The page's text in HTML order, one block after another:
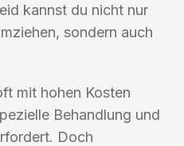
kannst du nicht nur
sondern auch
mit hohen Kosten
Behandlung und
Doch